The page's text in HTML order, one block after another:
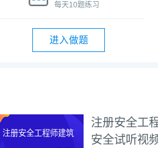
每天10题练习
进入做题
注册安全工程师建筑施工
安全试听视频